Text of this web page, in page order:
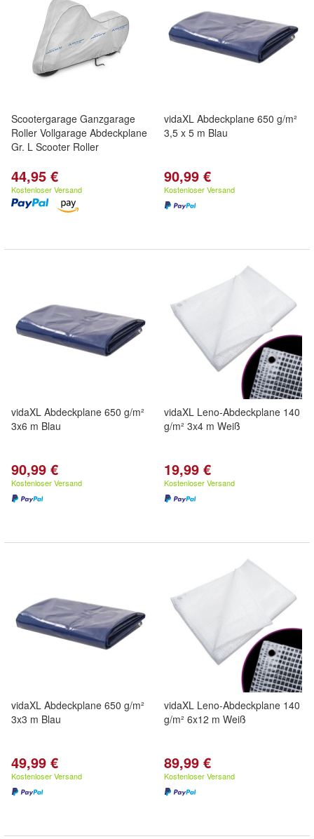
Scootergarage Ganzgarage
Roller Vollgarage Abdeckplane
Gr. L Scooter Roller
44,95 €
Kostenloser Versand
vidaXL Abdeckplane 650 g/m²
3,5 x 5 m Blau
90,99 €
Kostenloser Versand
vidaXL Abdeckplane 650 g/m²
3x6 m Blau
90,99 €
Kostenloser Versand
vidaXL Leno-Abdeckplane 140
g/m² 3x4 m Weiß
19,99 €
Kostenloser Versand
vidaXL Abdeckplane 650 g/m²
3x3 m Blau
49,99 €
Kostenloser Versand
vidaXL Leno-Abdeckplane 140
g/m² 6x12 m Weiß
89,99 €
Kostenloser Versand